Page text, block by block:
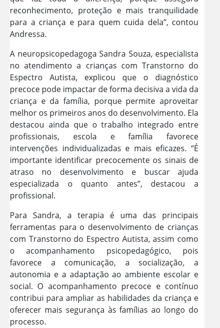
reconhecimento, proteção e mais tranquilidade
para a criança e para quem cuida dela”, contou
Andressa.
A neuropsicopedagoga Sandra Souza, especialista
no atendimento a crianças com Transtorno do
Espectro Autista, explicou que o diagnóstico
precoce pode impactar de forma decisiva a vida da
criança e da família, porque permite aproveitar
melhor os primeiros anos do desenvolvimento. Ela
destacou ainda que o trabalho integrado entre
profissionais, escola e família favorece
intervenções individualizadas e mais eficazes. “É
importante identificar precocemente os sinais de
atraso no desenvolvimento e buscar ajuda
especializada o quanto antes”, destacou a
profissional.
Para Sandra, a terapia é uma das principais
ferramentas para o desenvolvimento de crianças
com Transtorno do Espectro Autista, assim como
o acompanhamento psicopedagógico, pois
favorece a comunicação, a socialização, a
autonomia e a adaptação ao ambiente escolar e
social. O acompanhamento precoce e contínuo
contribui para ampliar as habilidades da criança e
oferecer mais segurança às famílias ao longo do
processo.